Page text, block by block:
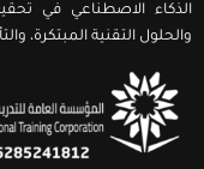
الذكاء الاصطناعي في
والحلول التقنية المبتكرة،